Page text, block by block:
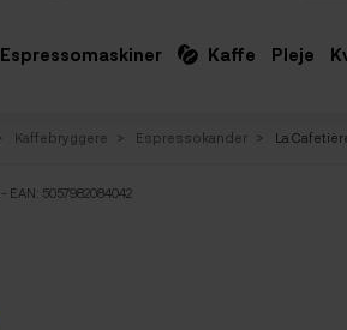
Espressomaskiner Kaffe Pleje
Kaffebryggere Espressokander La
- EAN: 5057982084042